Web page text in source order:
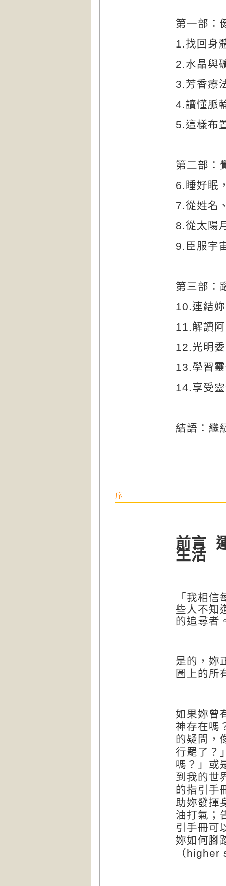
第一部：
1.找回身
2.水晶與
3.芳香療
4.讀懂脈
5.這樣布
第二部：
6. 睡好眠
7.從姓名
8.從太陽
9. 臣服宇
第三部：
10.連結
11.解讀
12.光明
13.學習
14.享受
結語：繼
序
前言
生活
「我相
些人不知
的追尋者
是的，妳
圖上的所
如果妳曾
神存在嗎
的疑問，
行罷了？
嗎？」或
到我的世
的指引手
助妳發揮
油打氣；
引手冊可
妳如何腳
（higher